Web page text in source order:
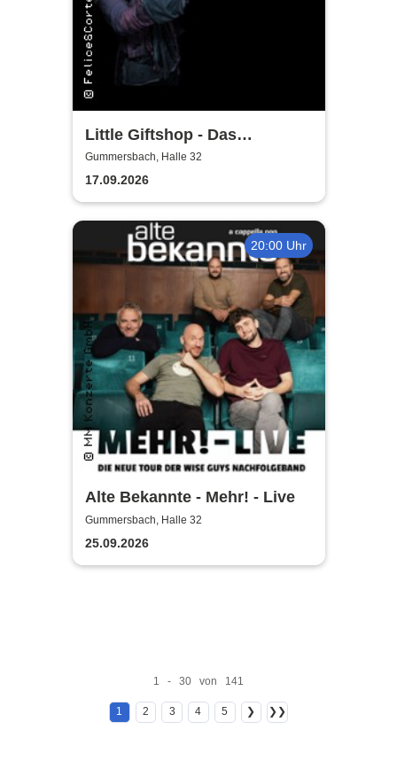
Little Giftshop - Das
zauberhafte Antiquariat der
Geschichten
Gummersbach, Halle 32
17.09.2026
20:00 Uhr
Alte Bekannte - Mehr! - Live
Gummersbach, Halle 32
25.09.2026
1 - 30 von 141
1 2 3 4 5 ❯ ❯❯